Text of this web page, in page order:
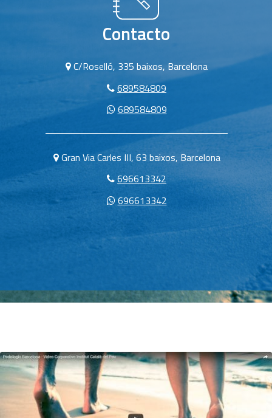
Contacto
C/Roselló, 335 baixos, Barcelona
689584809
689584809
Gran Via Carles III, 63 baixos, Barcelona
696613342
696613342